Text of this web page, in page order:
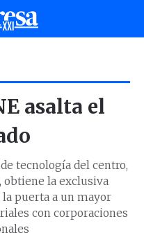
asalta el
tecnología del centro,
obtiene la exclusiva
puerta a un mayor
con corporaciones